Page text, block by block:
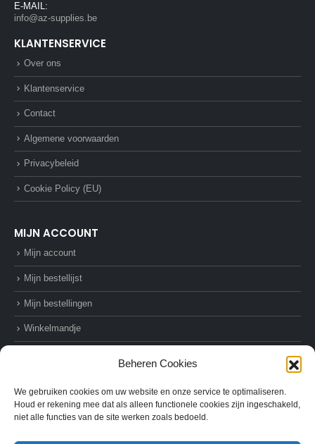
Beheren Cookies
We gebruiken cookies om uw website en onze service te optimaliseren.
Houd er rekening mee dat als alleen functionele cookies zijn ingeschakeld,
niet alle functies van de site werken zoals bedoeld.
E-MAIL:
info@az-supplies.be
KLANTENSERVICE
Over ons
Klantenservice
Contact
Algemene voorwaarden
Privacybeleid
Cookie Policy (EU)
MIJN ACCOUNT
Mijn account
Mijn bestellijst
Mijn bestellingen
Winkelmandje